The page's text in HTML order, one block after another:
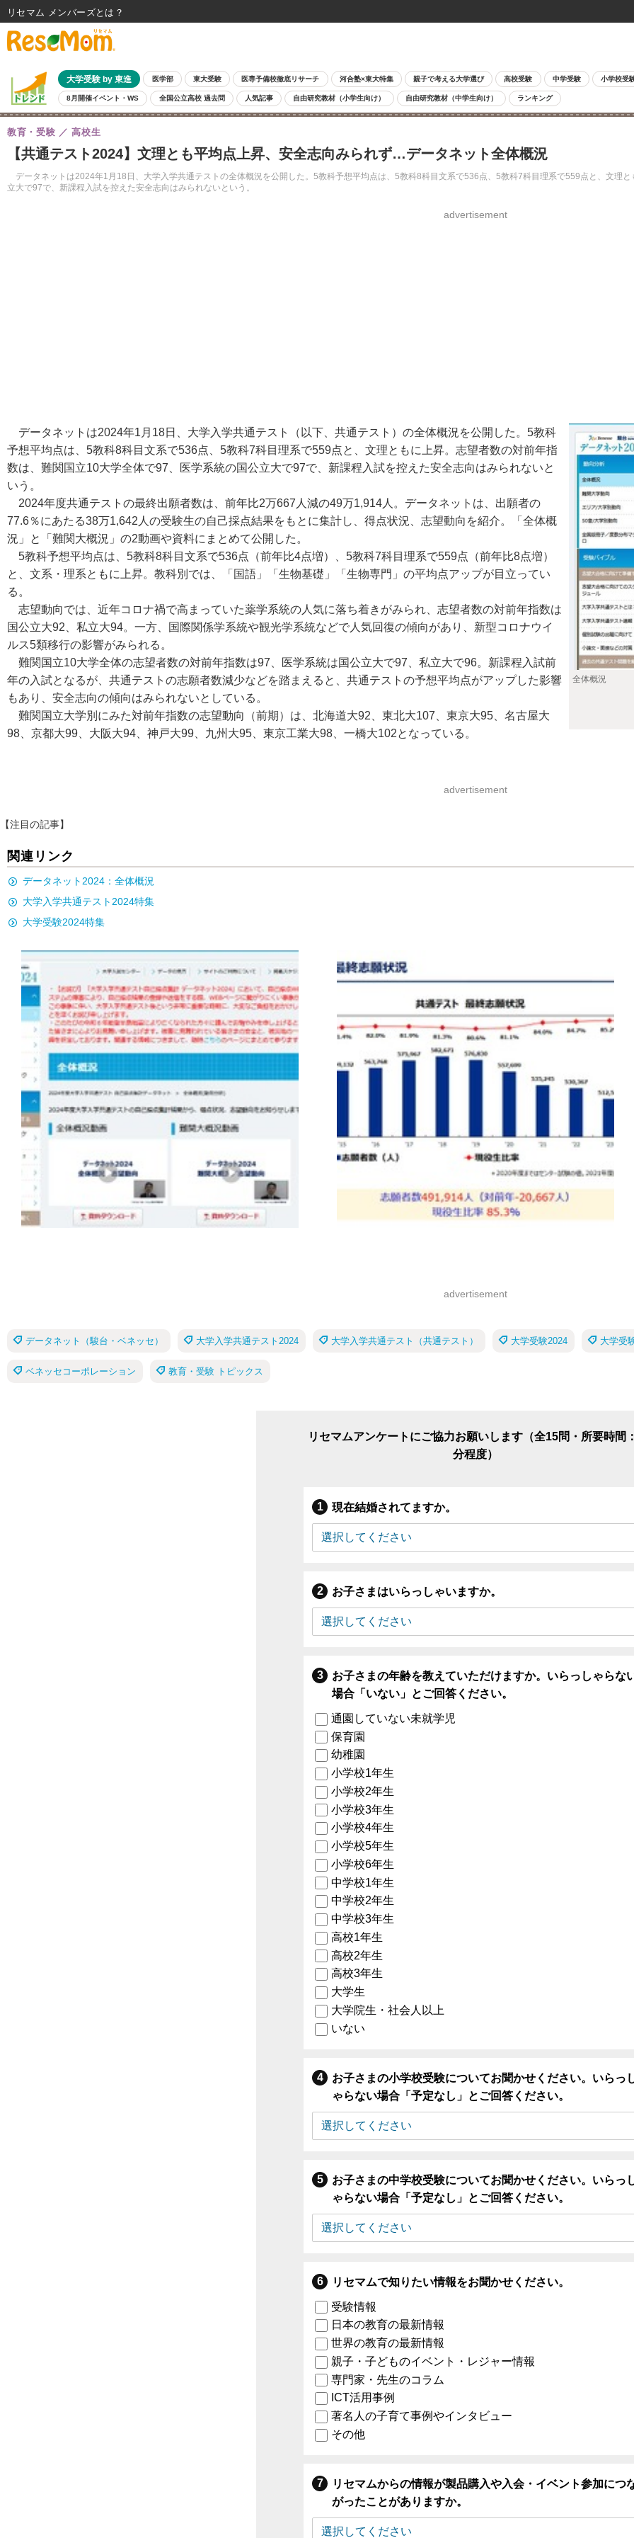
大学受験 by 東進 医学部 東大受験 医専予備校徹底リサーチ 河合塾×東大特集 親子で考える大学選び 高校受験 中学受験 小学校受
8月開催イベント・WS 全国公立高校 過去問 人気記事 自由研究教材（小学生向け） 自由研究教材（中学生向け） ランキング
【共通テスト2024】文理とも平均点上昇、安全志向みられず…データネット全体概況
データネットは2024年1月18日、大学入学共通テストの全体概況を公開した。5教科予想平均点は、5教科8科目文系で536点、5教科7科目理系で559点と、文理
立大で97で、新課程入試を控えた安全志向はみられないという。
教育・受験 高校生
advertisement
全体概況
データネットは2024年1月18日、大学入学共通テスト（以下、共通テスト）の全体概況を公開した。5教科
予想平均点は、5教科8科目文系で536点、5教科7科目理系で559点と、文理ともに上昇。志望者数の対前年指
数は、難関国立10大学全体で97、医学系統の国公立大で97で、新課程入試を控えた安全志向はみられないと
いう。
2024年度共通テストの最終出願者数は、前年比2万667人減の49万1,914人。データネットは、出願者の
77.6％にあたる38万1,642人の受験生の自己採点結果をもとに集計し、得点状況、志望動向を紹介。「全体概
況」と「難関大概況」の2動画や資料にまとめて公開した。
5教科予想平均点は、5教科8科目文系で536点（前年比4点増）、5教科7科目理系で559点（前年比8点増）
と、文系・理系ともに上昇。教科別では、「国語」「生物基礎」「生物専門」の平均点アップが目立ってい
る。
志望動向では、近年コロナ禍で高まっていた薬学系統の人気に落ち着きがみられ、志望者数の対前年指数は
国公立大92、私立大94。一方、国際関係学系統や観光学系統などで人気回復の傾向があり、新型コロナウイ
ルス5類移行の影響がみられる。
難関国立10大学全体の志望者数の対前年指数は97、医学系統は国公立大で97、私立大で96。新課程入試前
年の入試となるが、共通テストの志願者数減少などを踏まえると、共通テストの予想平均点がアップした影響
もあり、安全志向の傾向はみられないとしている。
難関国立大学別にみた対前年指数の志望動向（前期）は、北海道大92、東北大107、東京大95、名古屋大
98、京都大99、大阪大94、神戸大99、九州大95、東京工業大98、一橋大102となっている。
advertisement
【注目の記事】
関連リンク
データネット2024：全体概況
大学入学共通テスト2024特集
大学受験2024特集
advertisement
データネット（駿台・ベネッセ） 大学入学共通テスト2024 大学入学共通テスト（共通テスト） 大学受験2024 大学受
ベネッセコーポレーション 教育・受験 トピックス
リセマムアンケートにご協力お願いします（全15問・所要時間
分程度）
現在結婚されてますか。
お子さまはいらっしゃいますか。
お子さまの年齢を教えていただけますか。いらっしゃらな
場合「いない」とご回答ください。
通園していない未就学児
保育園
幼稚園
小学校1年生
小学校2年生
小学校3年生
小学校4年生
小学校5年生
小学校6年生
中学校1年生
中学校2年生
中学校3年生
高校1年生
高校2年生
高校3年生
大学生
大学院生・社会人以上
いない
お子さまの小学校受験についてお聞かせください。いらっ
ゃらない場合「予定なし」とご回答ください。
お子さまの中学校受験についてお聞かせください。いらっ
ゃらない場合「予定なし」とご回答ください。
リセマムで知りたい情報をお聞かせください。
受験情報
日本の教育の最新情報
世界の教育の最新情報
親子・子どものイベント・レジャー情報
専門家・先生のコラム
ICT活用事例
著名人の子育て事例やインタビュー
その他
リセマムからの情報が製品購入や入会・イベント参加につ
がったことがありますか。
リセマム メンバーズ